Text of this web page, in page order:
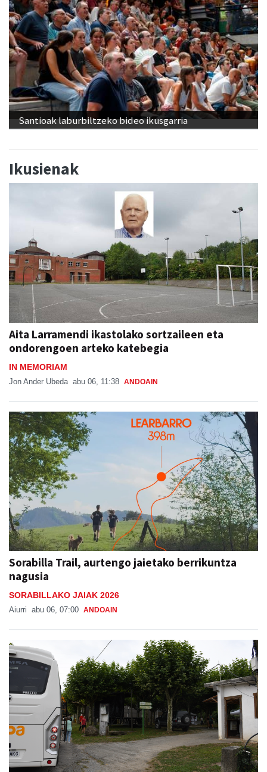
Santioak laburbiltzeko bideo ikusgarria
Ikusienak
Aita Larramendi ikastolako sortzaileen eta
ondorengoen arteko katebegia
IN MEMORIAM
Jon Ander Ubeda abu 06, 11:38 ANDOAIN
Sorabilla Trail, aurtengo jaietako berrikuntza
nagusia
SORABILLAKO JAIAK 2026
Aiurri abu 06, 07:00 ANDOAIN